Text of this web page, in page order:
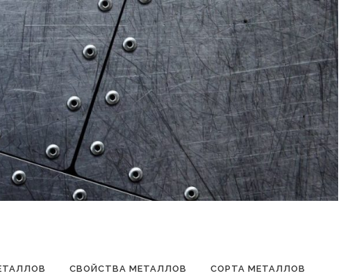
СВОЙСТВА МЕТАЛЛОВ СОРТА МЕТАЛЛОВ